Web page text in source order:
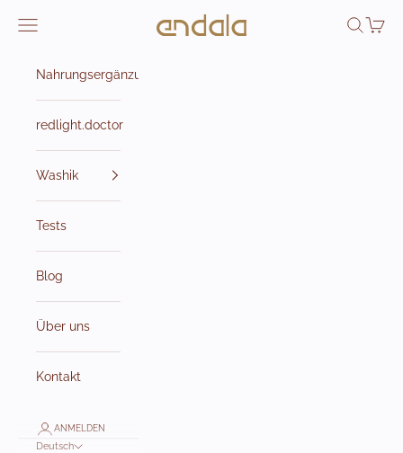
Endala e-shop
Navigationsmenü öffnen Suche
Nahrungsergänzungsmittel
redlight.doctor
Washik
Tests
Blog
Über uns
Kontakt
ANMELDEN
Deutsch